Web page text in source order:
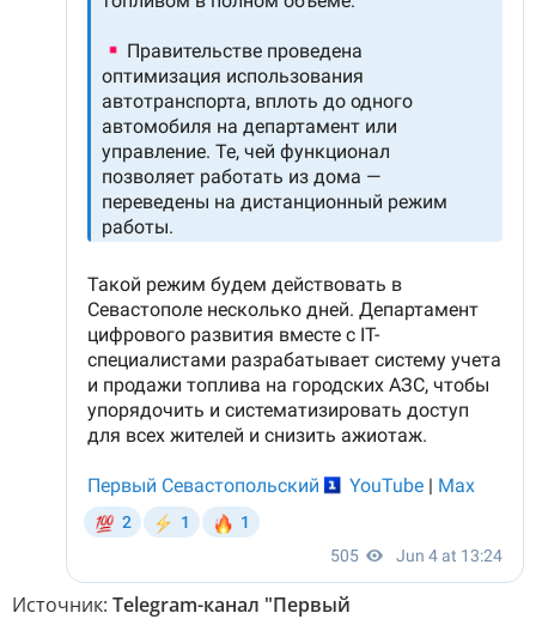
Источник: Telegram-канал "Первый